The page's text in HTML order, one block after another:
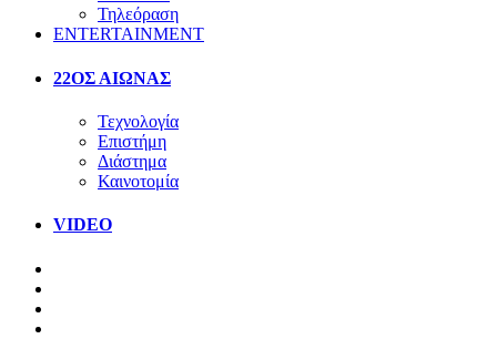
Τηλεόραση
ENTERTAINMENT
22ΟΣ ΑΙΩΝΑΣ
Τεχνολογία
Επιστήμη
Διάστημα
Καινοτομία
VIDEO